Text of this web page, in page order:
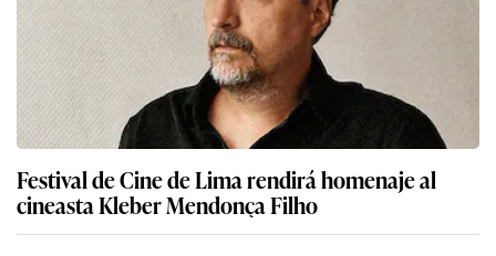
Festival de Cine de Lima rendirá homenaje al
cineasta Kleber Mendonça Filho